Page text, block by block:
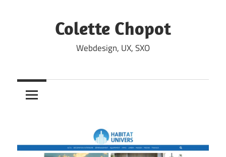
Colette Chopot
Webdesign, UX, SXO